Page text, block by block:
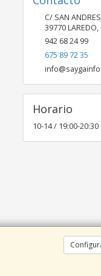
C/ SAN
39770LAREDO,
942 68 24 99
675 89 72 35
Horario
10-14 / 19:00-20:30